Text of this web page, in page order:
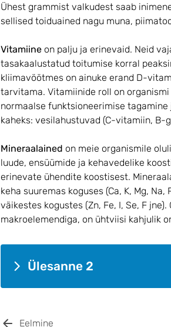
Ühest grammist valkudest saab
sellised toiduained nagu muna,
Vitamiine on palju ja erinevaid. Neid
tasakaalustatud toitumise korral
kliimavöötmes on ainuke erand D-
tarvitama. Vitamiinide roll on
normaalse funktsioneerimise
kaheks: vesilahustuvad (C-vitamiin,
Mineraalained on meie organismile
luude, ensüümide ja kehavedelike
erinevate ühendite koostisest.
keha suuremas koguses (Ca, K, Mg,
väikestes kogustes (Zn, Fe, I, Se, F
makroelemendiga, on ühtviisi kahjulik
Ülesanne 2
Eelmine